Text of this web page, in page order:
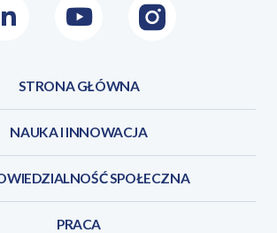
LinkedInYoutubeInstagram
STRONA GŁÓWNA
NAUKA I INNOWACJA
SPOŁECZNA
PRACA